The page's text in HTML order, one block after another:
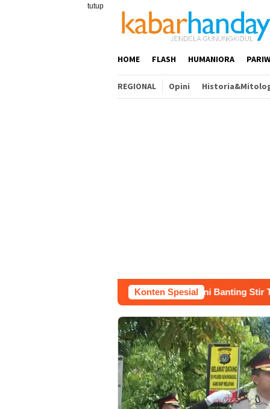
tutup
HOME FLASH HUMANIORA
REGIONAL Opini
Konten Spesial
Kerja Buruh Bangunan Sepi, Roni Banting Stir Tanam